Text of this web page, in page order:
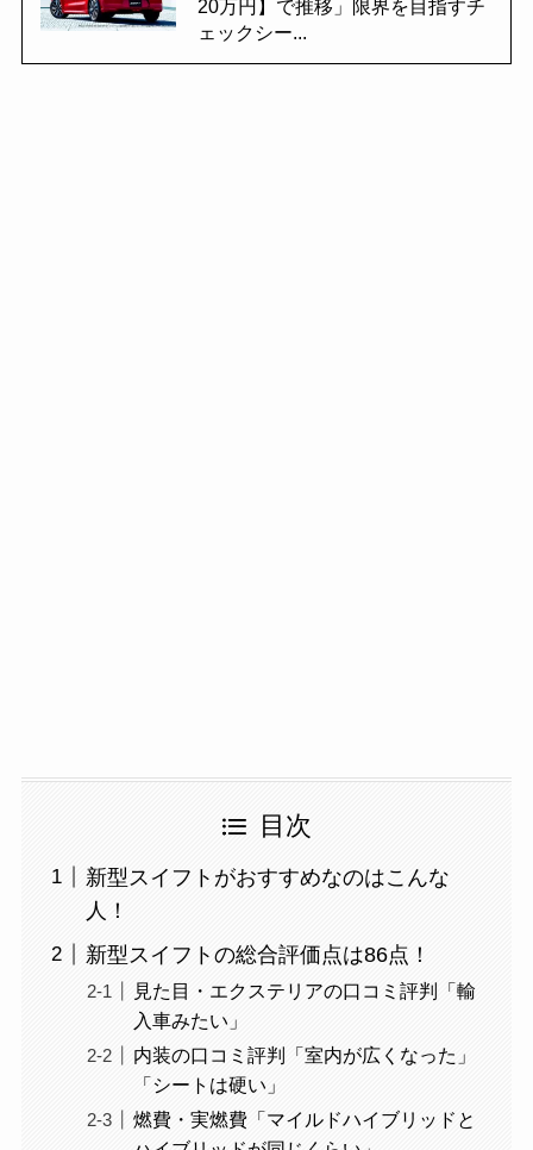
20万円】で推移」限界を目指すチ
ェックシー...
目次
新型スイフトがおすすめなのはこんな
人！
新型スイフトの総合評価点は86点！
見た目・エクステリアの口コミ評判「輸
入車みたい」
内装の口コミ評判「室内が広くなった」
「シートは硬い」
燃費・実燃費「マイルドハイブリッドと